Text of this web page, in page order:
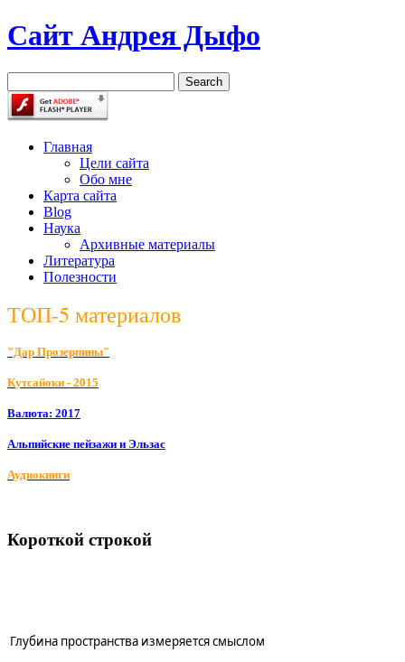
Сайт Андрея Дыфо
Главная
Цели сайта
Обо мне
Карта сайта
Blog
Наука
Архивные материалы
Литература
Полезности
ТОП-5 материалов
"Дар Прозерпины"
Кутсайоки - 2015
Валюта: 2017
Альпийские пейзажи и Эльзас
Аудиокниги
Короткой строкой
Глубина пространства измеряется смыслом